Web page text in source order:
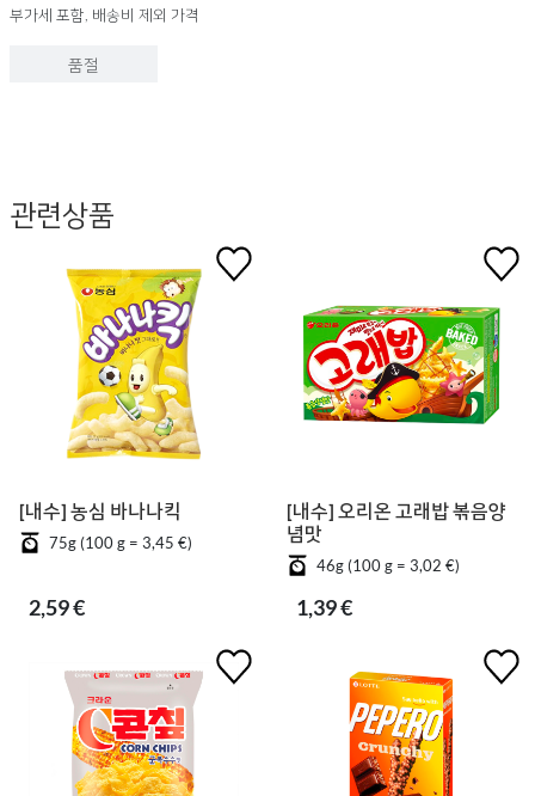
부가세 포함, 배송비 제외 가격
품절
관련상품
[내수] 농심 바나나킥
75g (100 g = 3,45 €)
2,59 €
[내수] 오리온 고래밥 볶음양
념맛
46g (100 g = 3,02 €)
1,39 €